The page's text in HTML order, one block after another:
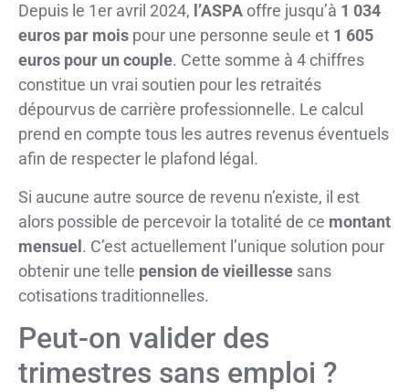
Depuis le 1er avril 2024, l’ASPA offre jusqu’à 1 034
euros par mois pour une personne seule et 1 605
euros pour un couple. Cette somme à 4 chiffres
constitue un vrai soutien pour les retraités
dépourvus de carrière professionnelle. Le calcul
prend en compte tous les autres revenus éventuels
afin de respecter le plafond légal.
Si aucune autre source de revenu n’existe, il est
alors possible de percevoir la totalité de ce montant
mensuel. C’est actuellement l’unique solution pour
obtenir une telle pension de vieillesse sans
cotisations traditionnelles.
Peut-on valider des
trimestres sans emploi ?